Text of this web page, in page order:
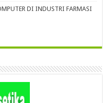
DI INDUSTRI FARMASI